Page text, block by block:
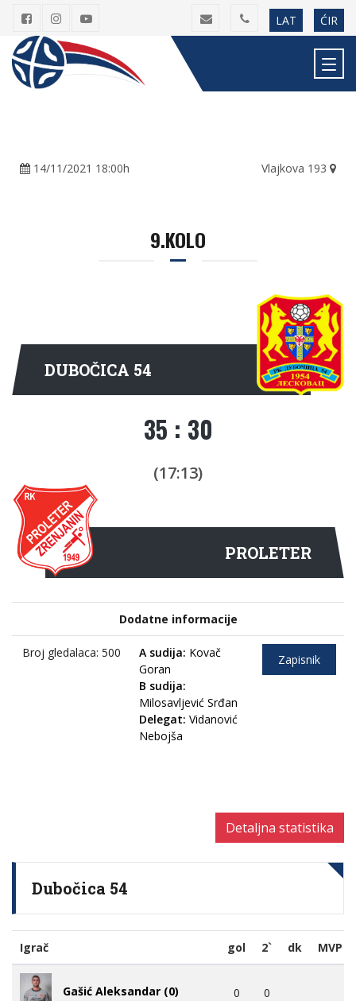
LAT ĆIR
14/11/2021 18:00h Vlajkova 193
9.KOLO
DUBOČICA 54
35 : 30
(17:13)
PROLETER
Dodatne informacije
Broj gledalaca: 500 A sudija: Kovač
Goran
B sudija:
Milosavljević Srđan
Delegat: Vidanović
Nebojša
Zapisnik
Detaljna statistika
Dubočica 54
Igrač gol 2` dk MVP
Gašić Aleksandar (0) 0 0